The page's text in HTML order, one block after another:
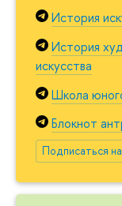
История
История
искусства
Школа
Блокнот
Подписаться